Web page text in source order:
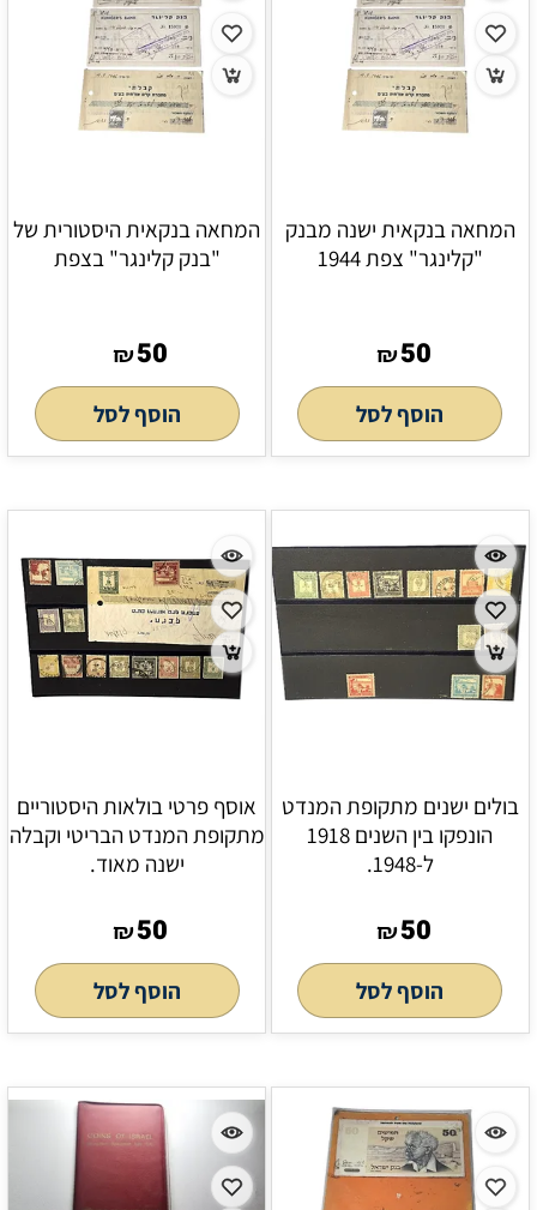
המחאה בנקאית ישנה מבנק
"קלינגר" צפת 1944
₪50
הוסף לסל
המחאה בנקאית היסטורית של
"בנק קלינגר" בצפת
₪50
הוסף לסל
בולים ישנים מתקופת המנדט
הונפקו בין השנים 1918
ל-1948.
₪50
הוסף לסל
אוסף פרטי בולאות היסטוריים
מתקופת המנדט הבריטי וקבלה
ישנה מאוד.
₪50
הוסף לסל